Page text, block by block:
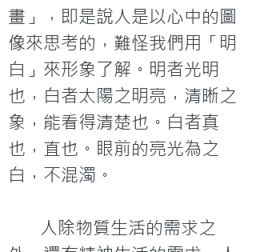
畫」，即是說人是以心中的圖
像來思考的，難怪我們用「明
白」來形象了解。明者光明
也，白者太陽之明亮，清晰之
象，能看得清楚也。白者真
也，直也。眼前的亮光為之
白，不混濁。